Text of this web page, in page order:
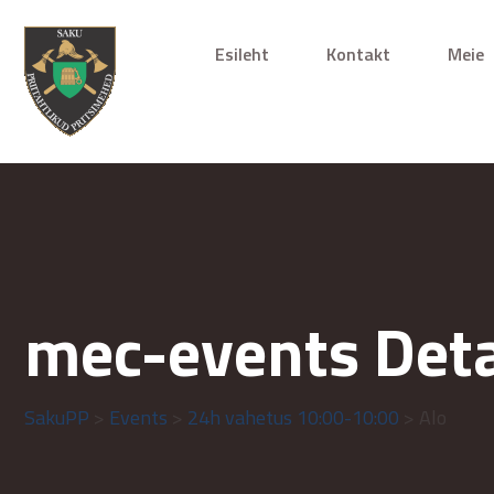
Esileht Kontakt Meie
mec-events
SakuPP Events 24h vahetus 10:00-10:00